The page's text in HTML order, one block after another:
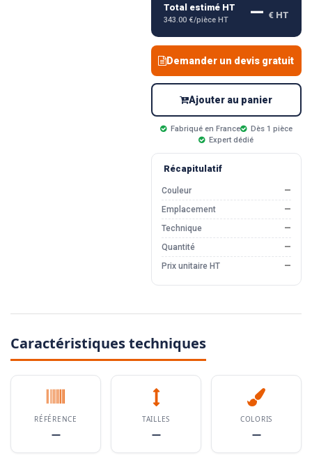
Total estimé HT
343.00 €/pièce HT — € HT
Demander un devis gratuit
Ajouter au panier
Fabriqué en France
Dès 1 pièce
Expert dédié
Récapitulatif
Couleur
—
Emplacement
—
Technique
—
Quantité
—
Prix unitaire HT
—
Caractéristiques techniques
RÉFÉRENCE
—
TAILLES
—
COLORIS
—